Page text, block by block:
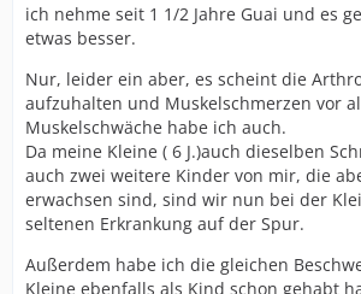
ich nehme seit 1 1/2 Jahre Guai und es
etwas besser.
Nur, leider ein aber, es scheint die
aufzuhalten und Muskelschmerzen vor
Muskelschwäche habe ich auch.
Da meine Kleine ( 6 J.)auch dieselben
auch zwei weitere Kinder von mir, die
erwachsen sind, sind wir nun bei der
seltenen Erkrankung auf der Spur.
Außerdem habe ich die gleichen
Kleine ebenfalls als Kind schon gehabt